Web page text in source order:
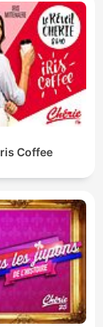
Coffee